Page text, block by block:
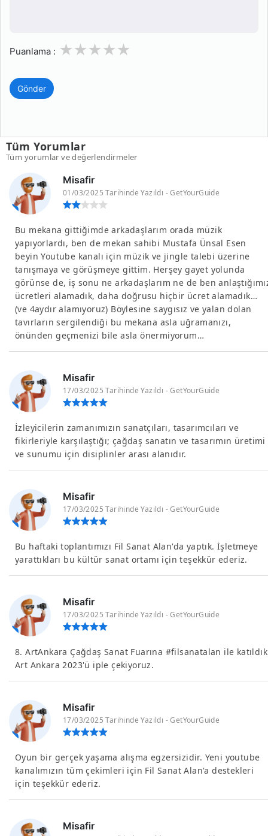
Puanlama : 3
2
1
Gönder
Tüm Yorumlar
Tüm yorumlar ve değerlendirmeler
Misafir
01/03/2025 Tarihinde Yazıldı - GetYourGuide
Bu mekana gittiğimde arkadaşlarım orada müzik
yapıyorlardı, ben de mekan sahibi Mustafa Ünsal Esen
beyin Youtube kanalı için müzik ve jingle talebi üzerine
tanışmaya ve görüşmeye gittim. Herşey gayet yolunda
görünse de, iş sonu ne arkadaşlarım ne de ben
ücretleri alamadık, daha doğrusu hiçbir ücret alamadık…
(ve 4aydır alamıyoruz) Böylesine saygısız ve yalan dolan
tavırların sergilendiği bu mekana asla uğramanızı,
önünden geçmenizi bile asla önermiyorum…
Misafir
17/03/2025 Tarihinde Yazıldı - GetYourGuide
İzleyicilerin zamanımızın sanatçıları, tasarımcıları ve
fikirleriyle karşılaştığı; çağdaş sanatın ve tasarımın üretimi
ve sunumu için disiplinler arası alanıdır.
Misafir
17/03/2025 Tarihinde Yazıldı - GetYourGuide
Bu haftaki toplantımızı Fil Sanat Alan'da yaptık. İşletmeye
yarattıkları bu kültür sanat ortamı için teşekkür ederiz.
Misafir
17/03/2025 Tarihinde Yazıldı - GetYourGuide
8. ArtAnkara Çağdaş Sanat Fuarına #filsanatalan ile
Art Ankara 2023'ü iple çekiyoruz.
Misafir
17/03/2025 Tarihinde Yazıldı - GetYourGuide
Oyun bir gerçek yaşama alışma egzersizidir. Yeni youtube
kanalımızın tüm çekimleri için Fil Sanat Alan'a destekleri
için teşekkür ederiz.
Misafir